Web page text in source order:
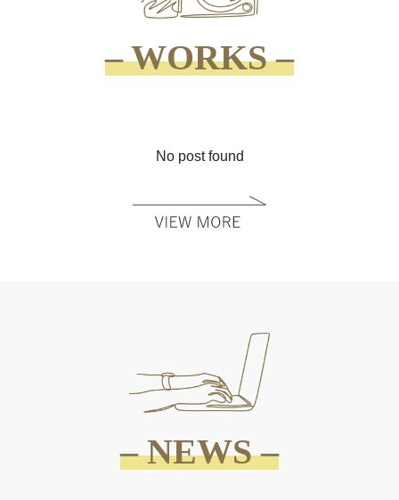
– WORKS –
No post found
– NEWS –